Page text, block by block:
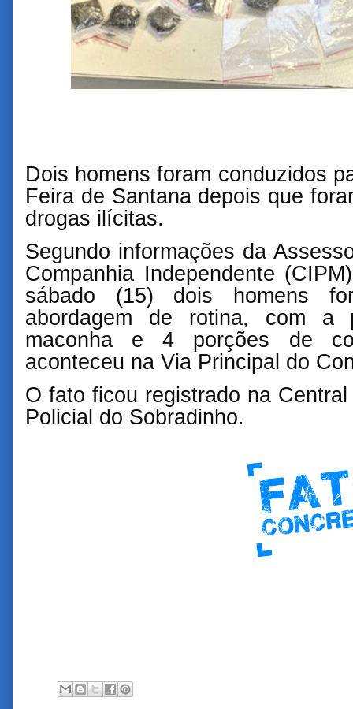
Dois homens foram conduzidos
Feira de Santana depois que
drogas ilícitas.
Segundo informações da
Companhia Independente
sábado (15) dois homens
abordagem de rotina, com
maconha e 4 porções de
aconteceu na Via Principal do
O fato ficou registrado na
Policial do Sobradinho.